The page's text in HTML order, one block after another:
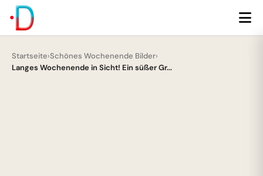
Startseite›Schönes Wochenende Bilder›
Langes Wochenende in Sicht! Ein süßer Gr...